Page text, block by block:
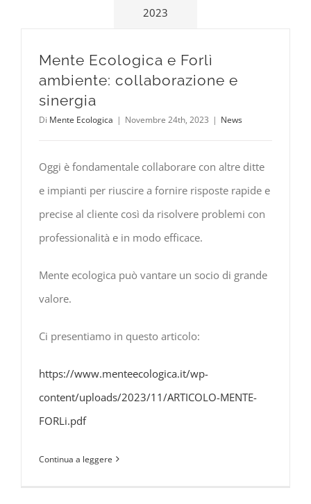
2023
Mente Ecologica e Forlì
ambiente: collaborazione e
sinergia
Di Mente Ecologica | Novembre 24th, 2023 | News
Oggi è fondamentale collaborare con altre ditte
e impianti per riuscire a fornire risposte rapide e
precise al cliente così da risolvere problemi con
professionalità e in modo efficace.
Mente ecologica può vantare un socio di grande
valore.
Ci presentiamo in questo articolo:
https://www.menteecologica.it/wp-
content/uploads/2023/11/ARTICOLO-MENTE-
FORLi.pdf
Continua a leggere